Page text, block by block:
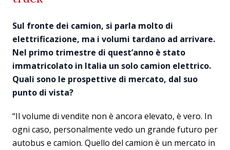
Sul fronte dei camion, si parla molto di
elettrificazione, ma i volumi tardano ad arrivare.
Nel primo trimestre di quest’anno è stato
immatricolato in Italia un solo camion elettrico.
Quali sono le prospettive di mercato, dal suo
punto di vista?
“Il volume di vendite non è ancora elevato, è vero. In
ogni caso, personalmente vedo un grande futuro per
autobus e camion. Quello del camion è un mercato in